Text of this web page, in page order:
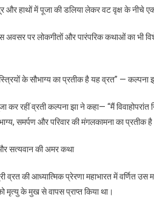
और हाथों में पूजा की डलिया लेकर वट वृक्ष के नीचे
अवसर पर लोकगीतों और पारंपरिक कथाओं का भी
स्त्रियों के सौभाग्य का प्रतीक है यह व्रत” — कल्पना
कर रहीं व्रती कल्पना झा ने कहा— “मैं
समर्पण और परिवार की मंगलकामना का प्रतीक
सत्यवान की अमर कथा
व्रत की आध्यात्मिक प्रेरणा महाभारत में वर्णित
मृत्यु के मुख से वापस प्राप्त किया था।